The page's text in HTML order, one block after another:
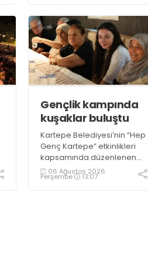
tezgahlarda taze balık
bulunduğunu ifade ederek
“Yıl boyunca tezgahlarda
taze balık bulmak mümkün
oluyor” dedi
Gençlik kampında
kuşaklar buluştu
Kartepe Belediyesi’nin “Hep
Genç Kartepe” etkinlikleri
kapsamında düzenlenen
Gençlik ve Gelişim Kampı’na
katılan gençler, Kocaeli
06 Ağustos 2026
Perşembe 13:07